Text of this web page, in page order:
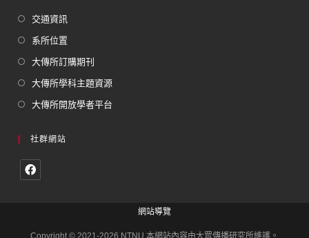
交通資訊
系所位置
大傳所訂購期刊
大傳所學科主題資源
大傳所開放學者平台
社群網站
網站導覽
Copyright © 2021-2026 NTNU.本網站內容由大眾傳播研究所維護。